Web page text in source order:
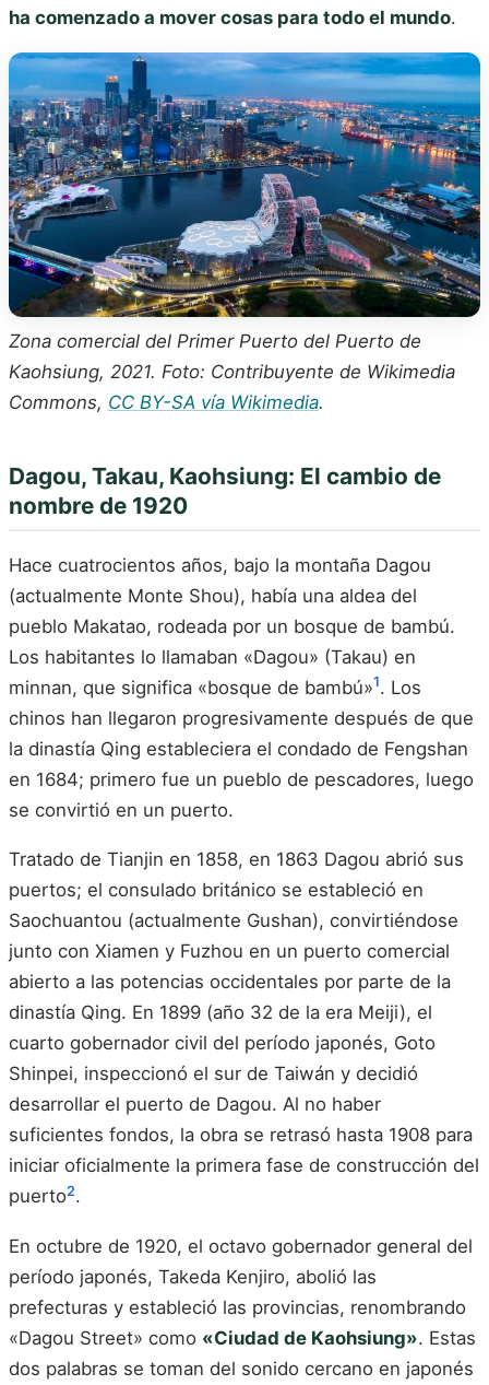
ha comenzado a mover cosas para todo el mundo.
Zona comercial del Primer Puerto del Puerto de
Kaohsiung, 2021. Foto: Contribuyente de Wikimedia
Commons, CC BY-SA vía Wikimedia.
Dagou, Takau, Kaohsiung: El cambio de
nombre de 1920
Hace cuatrocientos años, bajo la montaña Dagou
(actualmente Monte Shou), había una aldea del
pueblo Makatao, rodeada por un bosque de bambú.
Los habitantes lo llamaban «Dagou» (Takau) en
minnan, que significa «bosque de bambú»1. Los
chinos han llegaron progresivamente después de que
la dinastía Qing estableciera el condado de Fengshan
en 1684; primero fue un pueblo de pescadores, luego
se convirtió en un puerto.
Tratado de Tianjin en 1858, en 1863 Dagou abrió sus
puertos; el consulado británico se estableció en
Saochuantou (actualmente Gushan), convirtiéndose
junto con Xiamen y Fuzhou en un puerto comercial
abierto a las potencias occidentales por parte de la
dinastía Qing. En 1899 (año 32 de la era Meiji), el
cuarto gobernador civil del período japonés, Goto
Shinpei, inspeccionó el sur de Taiwán y decidió
desarrollar el puerto de Dagou. Al no haber
suficientes fondos, la obra se retrasó hasta 1908 para
iniciar oficialmente la primera fase de construcción del
puerto2.
En octubre de 1920, el octavo gobernador general del
período japonés, Takeda Kenjiro, abolió las
prefecturas y estableció las provincias, renombrando
«Dagou Street» como «Ciudad de Kaohsiung». Estas
dos palabras se toman del sonido cercano en japonés